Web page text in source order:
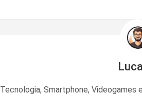
Smartphone,